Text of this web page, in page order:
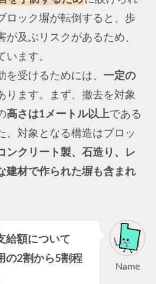
ロック塀が転倒すると、歩
が及ぶリスクがあるため、
います。
を受けるためには、 一定の
ります。まず、撤去を対象
高さは1メートル以上である
、対象となる構造はブロッ
ンクリート製、石造り、レ
建材で作られた塀も含まれ
Name
給額について
の2割から5割程